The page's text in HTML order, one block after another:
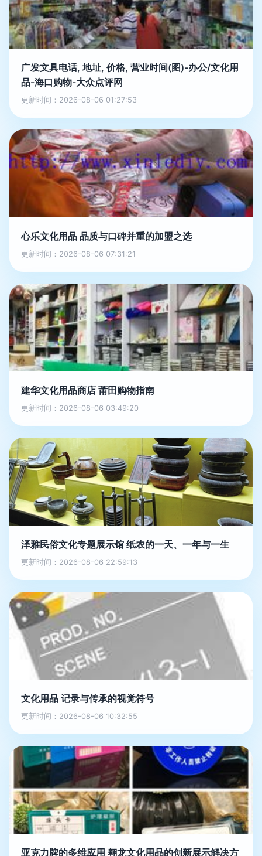
广发文具电话, 地址, 价格, 营业时间(图)-办公/文化用
品-海口购物-大众点评网
更新时间：2026-08-06 01:27:53
心乐文化用品 品质与口碑并重的加盟之选
更新时间：2026-08-06 07:31:21
建华文化用品商店 莆田购物指南
更新时间：2026-08-06 03:49:20
泽雅民俗文化专题展示馆 纸农的一天、一年与一生
更新时间：2026-08-06 22:59:13
文化用品 记录与传承的视觉符号
更新时间：2026-08-06 10:32:55
亚克力牌的多维应用 翱龙文化用品的创新展示解决方